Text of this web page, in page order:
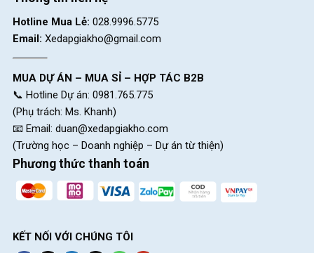
CH 7:05 Nguyễn Trãi, P.Dĩ An, HCM (Dĩ An, Bình Dương
cũ)
CH 8:
Dương cũ)
SKU:SR7
Thẻ: Xe đạp đua Sensah
Hotline Mua Lẻ: 028.9996.5775
Email: Xedapgiakho@gmail.com
MUA DỰ ÁN – MUA SỈ – HỢP TÁC B2B
📞 Hotline Dự án: 0981.765.775
(Phụ trách: Ms. Khanh)
📧 Email: duan@xedapgiakho.com
(Trường học – Doanh nghiệp – Dự án từ thiện)
Phương thức thanh toán
KẾT NỐI VỚI CHÚNG TÔI